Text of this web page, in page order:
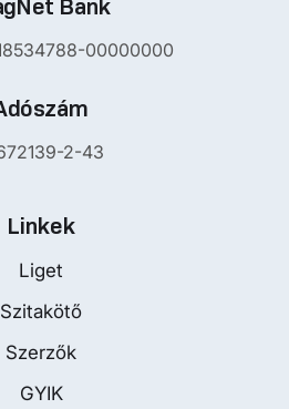
Bank
00000000
2-43
Linkek
Liget
Szitakötő
Szerzők
GYIK